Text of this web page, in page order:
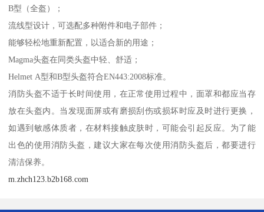
B型（全盔）；
流线型设计，可选配多种附件和电子部件；
能够轻松地重新配置，以适合新的用途；
Magma头盔在同类头盔中轻、舒适；
Helmet A型和B型头盔符合EN443:2008标准。
消防头盔不适于长时间使用，在正常使用过程中，面罩和都应当存
放在头盔内。当发现面屏或有磨损刮伤或损坏时应及时进行更换，
如遇到敏感体质者，在材料接触皮肤时，可能会引起反应。为了能
出色的使用消防头盔，建议大家在每次使用消防头盔后，都要进行
清洁保养。
m.zhch123.b2b168.com